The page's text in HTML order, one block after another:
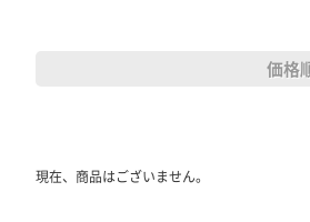
価格
現在、商品はございません。